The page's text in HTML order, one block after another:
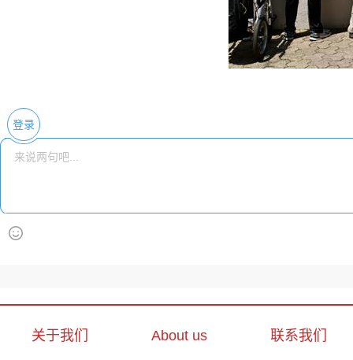
登录
关于我们 About us 联系我们